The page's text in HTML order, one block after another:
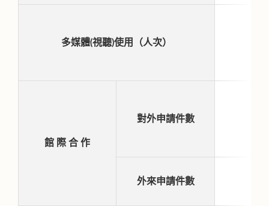
多媒體(視聽)使用（人次）
館 際 合 作
對外申請件數
外來申請件數